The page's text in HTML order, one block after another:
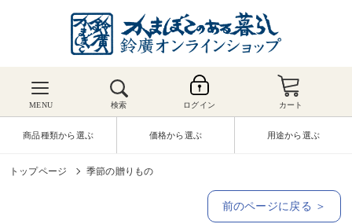
MENU 検索 ログイン カート
商品種類から選ぶ 価格から選ぶ 用途から選ぶ
トップページ 季節の贈りもの
前のページに戻る ＞